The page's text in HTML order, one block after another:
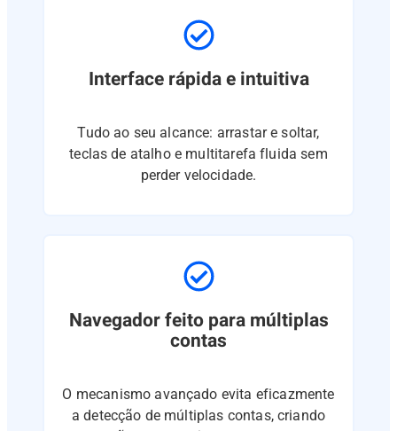
Interface rápida e intuitiva
Tudo ao seu alcance: arrastar e soltar,
teclas de atalho e multitarefa fluida sem
perder velocidade.
Navegador feito para múltiplas
contas
O mecanismo avançado evita eficazmente
a detecção de múltiplas contas, criando